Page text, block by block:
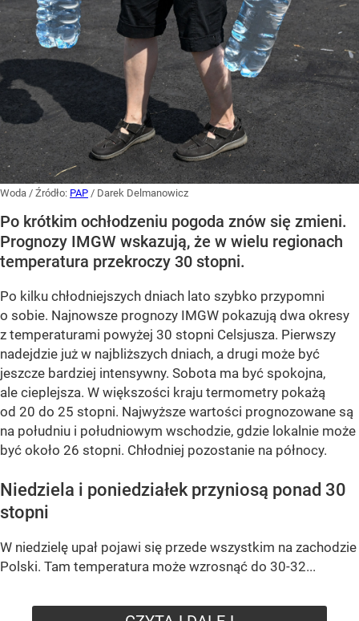
Woda / Źródło: PAP / Darek Delmanowicz
Po krótkim ochłodzeniu pogoda znów się zmieni.
Prognozy IMGW wskazują, że w wielu regionach
temperatura przekroczy 30 stopni.
Po kilku chłodniejszych dniach lato szybko przypomni
o sobie. Najnowsze prognozy IMGW pokazują dwa okresy
z temperaturami powyżej 30 stopni Celsjusza. Pierwszy
nadejdzie już w najbliższych dniach, a drugi może być
jeszcze bardziej intensywny. Sobota ma być spokojna,
ale cieplejsza. W większości kraju termometry pokażą
od 20 do 25 stopni. Najwyższe wartości prognozowane są
na południu i południowym wschodzie, gdzie lokalnie może
być około 26 stopni. Chłodniej pozostanie na północy.
Niedziela i poniedziałek przyniosą ponad 30
stopni
W niedzielę upał pojawi się przede wszystkim na zachodzie
Polski. Tam temperatura może wzrosnąć do 30-32...